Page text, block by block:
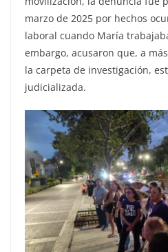
marzo de 2025 por hechos
laboral cuando María
embargo, acusaron que, a
la carpeta de investigación,
judicializada.